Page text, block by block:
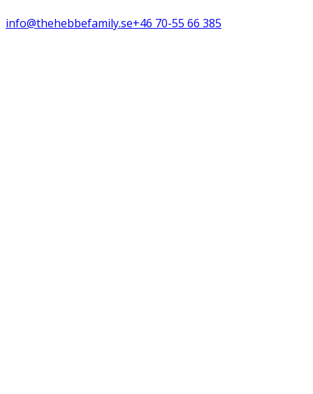
info@thehebbefamily.se+46 70-55 66 385